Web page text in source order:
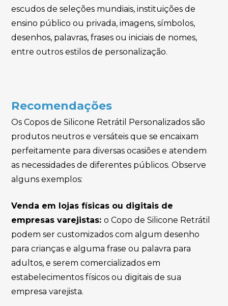
escudos de seleções mundiais, instituições de
ensino público ou privada, imagens, símbolos,
desenhos, palavras, frases ou iniciais de nomes,
entre outros estilos de personalização.
Recomendações
Os Copos de Silicone Retrátil Personalizados são
produtos neutros e versáteis que se encaixam
perfeitamente para diversas ocasiões e atendem
as necessidades de diferentes públicos. Observe
alguns exemplos:
Venda em lojas físicas ou digitais de
empresas varejistas:o Copo de Silicone Retrátil
podem ser customizados com algum desenho
para crianças e alguma frase ou palavra para
adultos, e serem comercializados em
estabelecimentos físicos ou digitais de sua
empresa varejista.